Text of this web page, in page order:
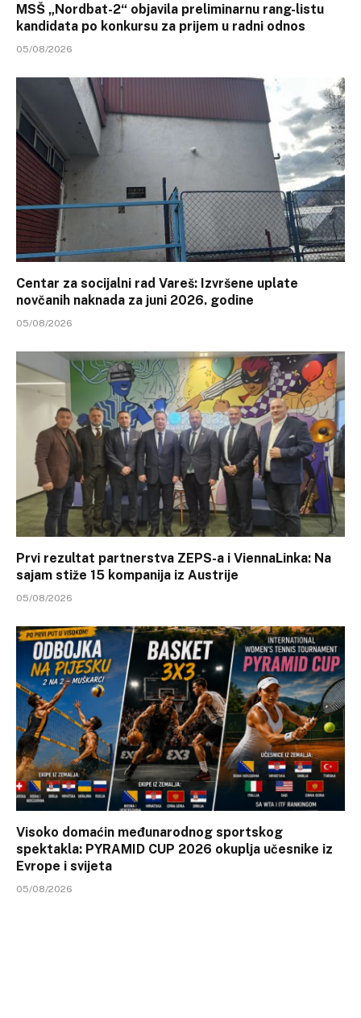
MSŠ „Nordbat-2“ objavila preliminarnu rang-listu
kandidata po konkursu za prijem u radni odnos
05/08/2026
Centar za socijalni rad Vareš: Izvršene uplate
novčanih naknada za juni 2026. godine
05/08/2026
Prvi rezultat partnerstva ZEPS-a i ViennaLinka: Na
sajam stiže 15 kompanija iz Austrije
05/08/2026
Visoko domaćin međunarodnog sportskog
spektakla: PYRAMID CUP 2026 okuplja učesnike iz
Evrope i svijeta
05/08/2026